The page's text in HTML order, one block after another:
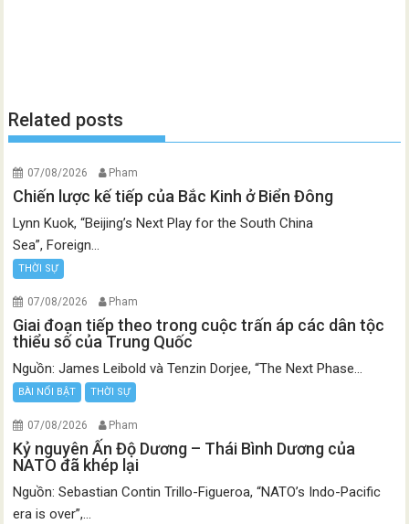
Related posts
07/08/2026 Pham
Chiến lược kế tiếp của Bắc Kinh ở Biển Đông
Lynn Kuok, “Beijing’s Next Play for the South China
Sea”, Foreign...
THỜI SỰ
07/08/2026 Pham
Giai đoạn tiếp theo trong cuộc trấn áp các dân tộc
thiểu số của Trung Quốc
Nguồn: James Leibold và Tenzin Dorjee, “The Next Phase...
BÀI NỔI BẬT THỜI SỰ
07/08/2026 Pham
Kỷ nguyên Ấn Độ Dương – Thái Bình Dương của
NATO đã khép lại
Nguồn: Sebastian Contin Trillo-Figueroa, “NATO’s Indo-Pacific
era is over”,...